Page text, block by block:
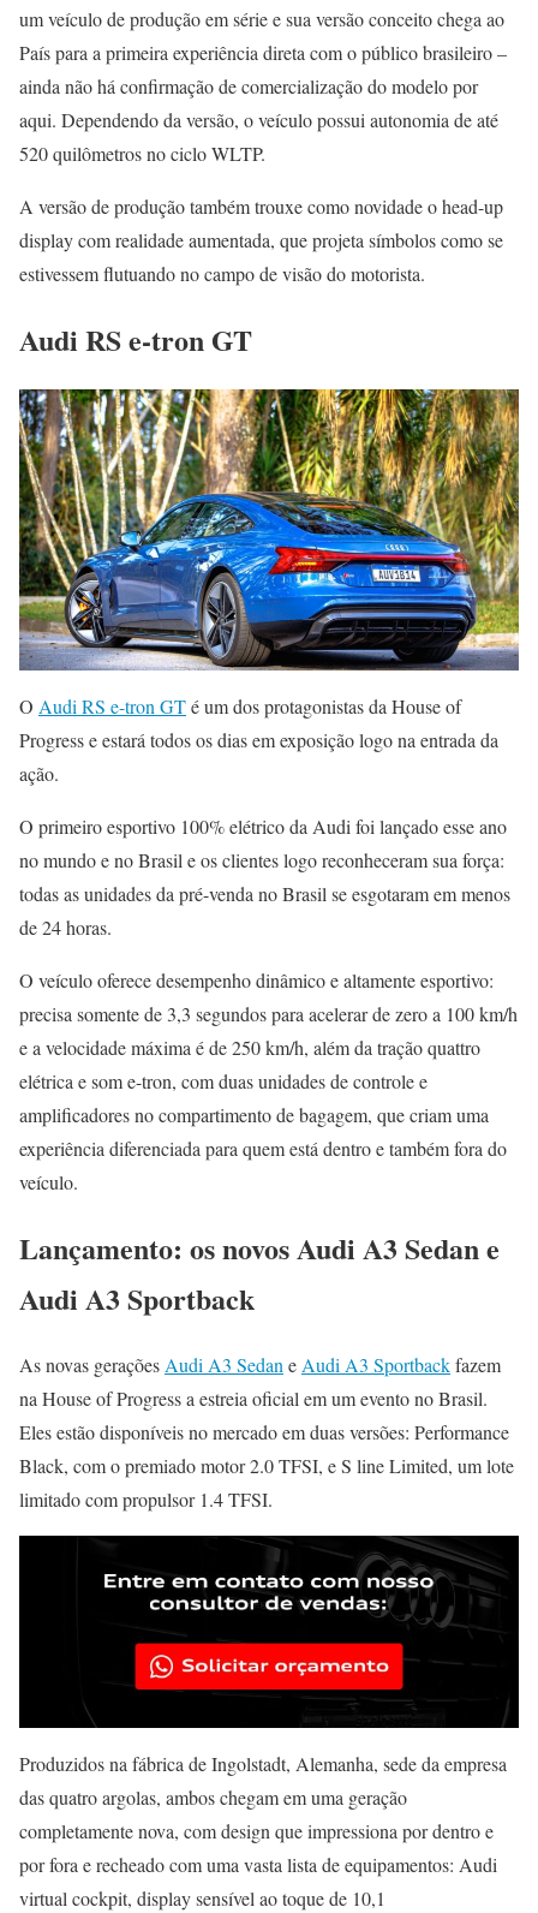
um veículo de produção em série e sua versão conceito chega ao
País para a primeira experiência direta com o público brasileiro –
ainda não há confirmação de comercialização do modelo por
aqui. Dependendo da versão, o veículo possui autonomia de até
520 quilômetros no ciclo WLTP.
A versão de produção também trouxe como novidade o head-up
display com realidade aumentada, que projeta símbolos como se
estivessem flutuando no campo de visão do motorista.
Audi RS e-tron GT
O Audi RS e-tron GTé um dos protagonistas da House of
Progress e estará todos os dias em exposição logo na entrada da
ação.
O primeiro esportivo 100% elétrico da Audi foi lançado esse ano
no mundo e no Brasil e os clientes logo reconheceram sua força:
todas as unidades da pré-venda no Brasil se esgotaram em menos
de 24 horas.
O veículo oferece desempenho dinâmico e altamente esportivo:
precisa somente de 3,3 segundos para acelerar de zero a 100 km/h
e a velocidade máxima é de 250 km/h, além da tração quattro
elétrica e som e-tron, com duas unidades de controle e
amplificadores no compartimento de bagagem, que criam uma
experiência diferenciada para quem está dentro e também fora do
veículo.
Lançamento: os novos Audi A3 Sedan e
Audi A3 Sportback
As novas gerações Audi A3 Sedan e Audi A3 Sportbackfazem
na House of Progress a estreia oficial em um evento no Brasil.
Eles estão disponíveis no mercado em duas versões: Performance
Black, com o premiado motor 2.0 TFSI, e S line Limited, um lote
limitado com propulsor 1.4 TFSI.
Produzidos na fábrica de Ingolstadt, Alemanha, sede da empresa
das quatro argolas, ambos chegam em uma geração
completamente nova, com design que impressiona por dentro e
por fora e recheado com uma vasta lista de equipamentos: Audi
virtual cockpit, display sensível ao toque de 10,1